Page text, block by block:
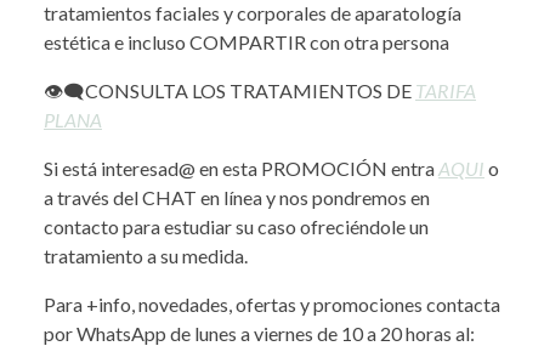
tratamientos faciales y corporales de aparatología
estética e incluso COMPARTIR con otra persona
👁‍🗨CONSULTA LOS TRATAMIENTOS DE TARIFA
PLANA
Si está interesad@ en esta PROMOCIÓN entraAQUI o
a través del CHAT en línea y nos pondremos en
contacto para estudiar su caso ofreciéndole un
tratamiento a su medida.
Para +info, novedades, ofertas y promociones contacta
por WhatsApp de lunes a viernes de 10 a 20 horas al: